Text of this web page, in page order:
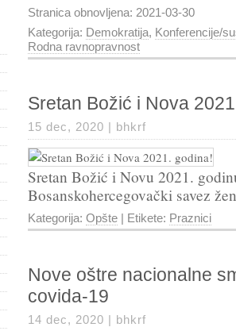
Stranica obnovljena: 2021-03-30
Kategorija: Demokratija, Konferencije/
Rodna ravnopravnost
Sretan Božić i Nova
15 dec, 2020 | bhkrf
Sretan Božić i Novu 2021.
Bosanskohercegovački savez
Kategorija: Opšte | Etikete: Praznici
Nove oštre nacionalne
covida-19
14 dec, 2020 | bhkrf